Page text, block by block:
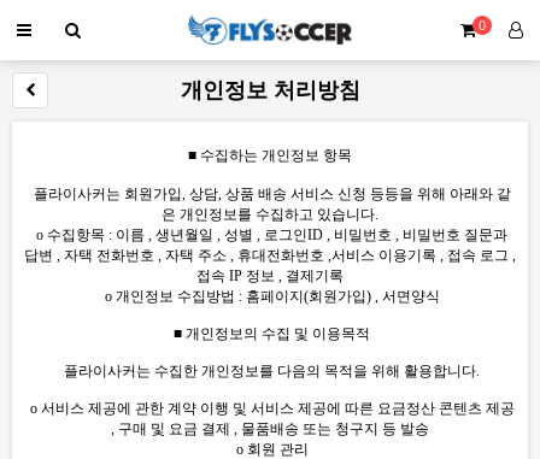
0
개인정보 처리방침
■ 수집하는 개인정보 항목
플라이사커는 회원가입, 상담, 상품 배송 서비스 신청 등등을 위해 아래와 같
은 개인정보를 수집하고 있습니다.
ο 수집항목 : 이름 , 생년월일 , 성별 , 로그인ID , 비밀번호 , 비밀번호 질문과
답변 , 자택 전화번호 , 자택 주소 , 휴대전화번호 ,서비스 이용기록 , 접속 로그 ,
접속 IP 정보 , 결제기록
ο 개인정보 수집방법 : 홈페이지(회원가입) , 서면양식
■ 개인정보의 수집 및 이용목적
플라이사커는 수집한 개인정보를 다음의 목적을 위해 활용합니다.
ο 서비스 제공에 관한 계약 이행 및 서비스 제공에 따른 요금정산 콘텐츠 제공
, 구매 및 요금 결제 , 물품배송 또는 청구지 등 발송
ο 회원 관리